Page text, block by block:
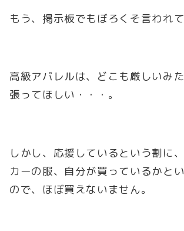
もう、掲示板でもぼろくそ言われて
高級アパレルは、どこも厳しいみ
張ってほしい・・・。
しかし、応援しているという割に
カーの服、自分が買っているかと
ので、ほぼ買えないません。